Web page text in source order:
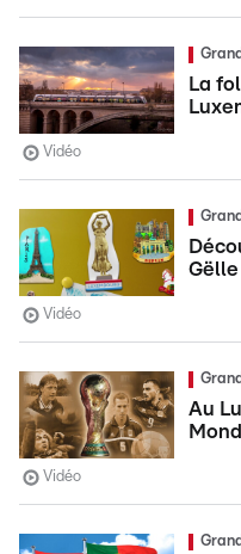
La
Vidéo
Gëlle
Vidéo
Au
Vidéo